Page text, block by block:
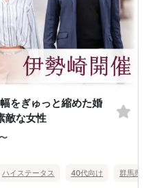
をぎゅっと縮めた婚
敵な女性
ハイステータス 40代向け 群馬県